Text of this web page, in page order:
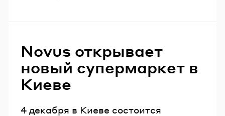
Novus открывает
новый супермаркет в
Киеве
4 декабря в Киеве состоится